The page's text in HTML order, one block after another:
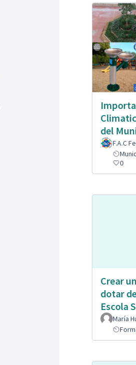
del
F.A.C
0
Crear
dotar
Escola
María